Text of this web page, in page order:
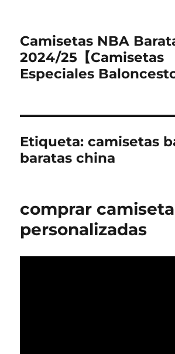
Camisetas NBA
2024/25【Camisetas
Especiales Baloncesto
Etiqueta:camisetas
baratas china
comprar
personalizadas